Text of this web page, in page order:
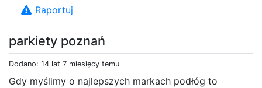
parkiety poznań
Dodano: 14 lat 7 miesięcy temu
Gdy myślimy o najlepszych markach podłóg to
Raportuj